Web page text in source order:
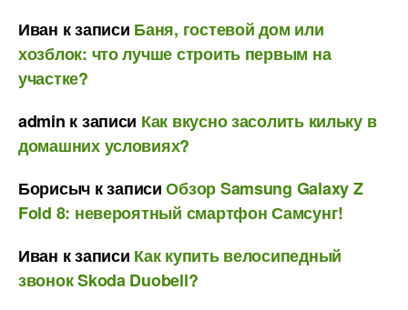
Иван к записи Баня, гостевой дом или
хозблок: что лучше строить первым на
участке?
admin к записи Как вкусно засолить кильку в
домашних условиях?
Борисыч к записиОбзор Samsung Galaxy Z
Fold 8: невероятный смартфон Самсунг!
Иван к записи Как купить велосипедный
звонок Skoda Duobell?